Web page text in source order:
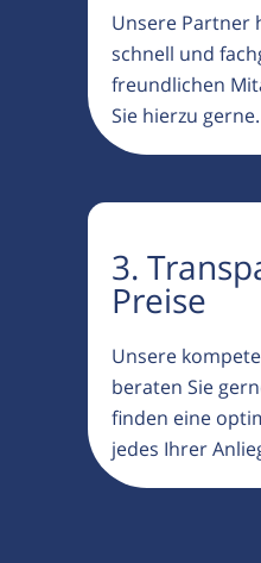
Unsere Partner
schnell und
freundlichen
Sie hierzu gerne.
3.
Preise
Unsere
beraten Sie
finden eine
jedes Ihrer